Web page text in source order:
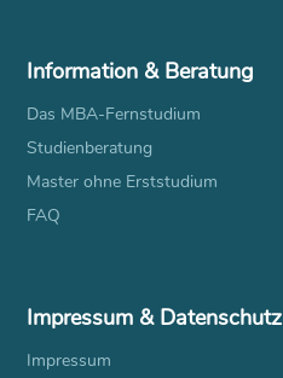
Information & Beratung
Das MBA-Fernstudium
Studienberatung
Master ohne Erststudium
FAQ
Impressum & Datenschutz
Impressum